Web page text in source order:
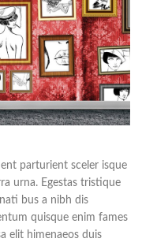
parturient sceler isque
urna. Egestas tristique
bus a nibh dis
quisque enim fames
elit himenaeos duis